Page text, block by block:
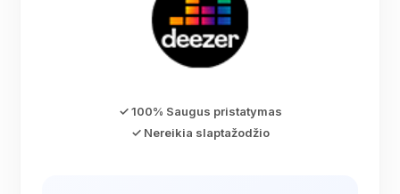
✓ 100% Saugus pristatymas
✓ Nereikia slaptažodžio